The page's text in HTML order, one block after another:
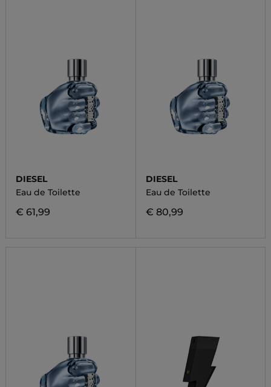
DIESEL
Eau de Toilette
€ 61,99
DIESEL
Eau de Toilette
€ 80,99